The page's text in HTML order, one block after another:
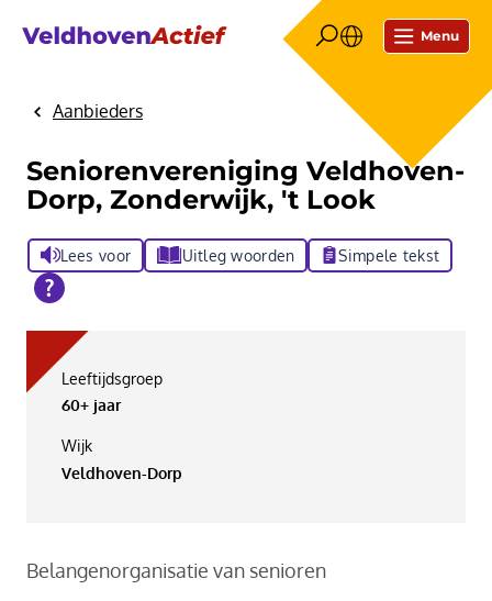
Menu
HomeAanbieders
Seniorenvereniging Veldhoven-
Dorp, Zonderwijk, 't Look
Lees voor Uitleg woorden Simpele tekst
Leeftijdsgroep
60+ jaar
Wijk
Veldhoven-Dorp
Belangenorganisatie van senioren